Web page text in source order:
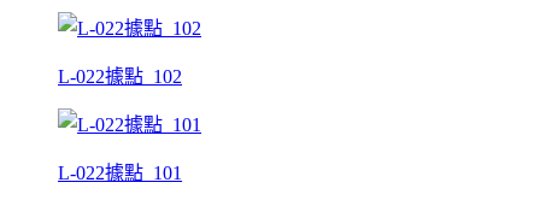
L-022據點_102
L-022據點_101